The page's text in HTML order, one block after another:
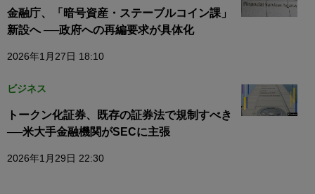
金融庁、「暗号資産・ステーブルコイン課」
新設へ ──政府への再編要求が具体化
2026年1月27日 18:10
ビジネス
トークン化証券、既存の証券法で規制すべき
──米大手金融機関がSECに主張
2026年1月29日 22:30